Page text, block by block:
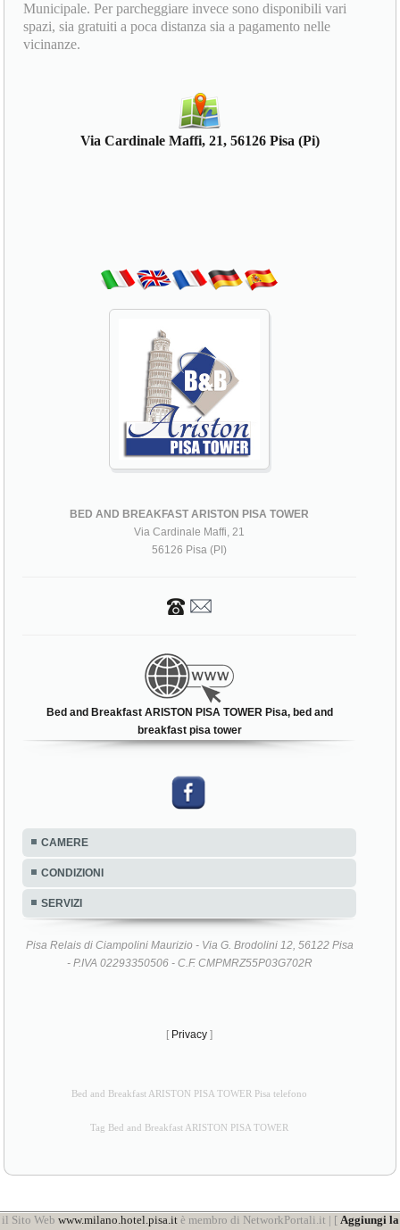
Municipale. Per parcheggiare invece sono disponibili vari
spazi, sia gratuiti a poca distanza sia a pagamento nelle
vicinanze.
Via Cardinale Maffi, 21, 56126 Pisa (Pi)
BED AND BREAKFAST ARISTON PISA TOWER
Via Cardinale Maffi, 21
56126 Pisa (PI)
Bed and Breakfast ARISTON PISA TOWER Pisa, bed and
breakfast pisa tower
CAMERE
CONDIZIONI
SERVIZI
Pisa Relais di Ciampolini Maurizio - Via G. Brodolini 12, 56122 Pisa
- P.IVA 02293350506 - C.F. CMPMRZ55P03G702R
[ Privacy ]
Bed and Breakfast ARISTON PISA TOWER Pisa telefono
Tag Bed and Breakfast ARISTON PISA TOWER
il Sito Web www.milano.hotel.pisa.itè membro di NetworkPortali.it | [ Aggiungi la